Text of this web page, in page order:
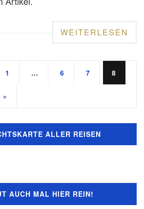
WEITERLESEN
1 … 6 7 8
»
ALLER REISEN
AUCH MAL HIER REIN!